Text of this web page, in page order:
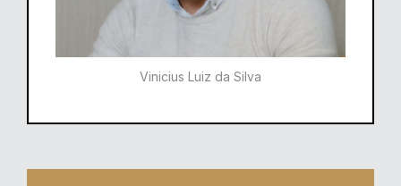
Vinicius Luiz da Silva